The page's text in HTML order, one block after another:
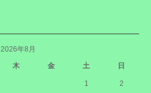
2026年8月
木 金 土 日
1 2